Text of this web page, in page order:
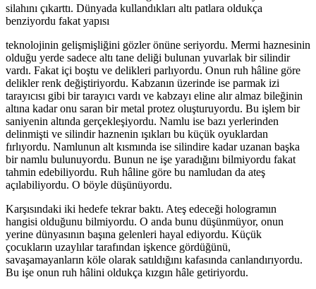
silahını çıkarttı. Dünyada kullandıkları altı patlara oldukça
benziyordu fakat yapısı
teknolojinin gelişmişliğini gözler önüne seriyordu. Mermi haznesinin
olduğu yerde sadece altı tane deliği bulunan yuvarlak bir silindir
vardı. Fakat içi boştu ve delikleri parlıyordu. Onun ruh hâline göre
delikler renk değiştiriyordu. Kabzanın üzerinde ise parmak izi
tarayıcısı gibi bir tarayıcı vardı ve kabzayı eline alır almaz bileğinin
altına kadar onu saran bir metal protez oluşturuyordu. Bu işlem bir
saniyenin altında gerçekleşiyordu. Namlu ise bazı yerlerinden
delinmişti ve silindir haznenin ışıkları bu küçük oyuklardan
fırlıyordu. Namlunun alt kısmında ise silindire kadar uzanan başka
bir namlu bulunuyordu. Bunun ne işe yaradığını bilmiyordu fakat
tahmin edebiliyordu. Ruh hâline göre bu namludan da ateş
açılabiliyordu. O böyle düşünüyordu.
Karşısındaki iki hedefe tekrar baktı. Ateş edeceği hologramın
hangisi olduğunu bilmiyordu. O anda bunu düşünmüyor, onun
yerine dünyasının başına gelenleri hayal ediyordu. Küçük
çocukların uzaylılar tarafından işkence gördüğünü,
savaşamayanların köle olarak satıldığını kafasında canlandırıyordu.
Bu işe onun ruh hâlini oldukça kızgın hâle getiriyordu.